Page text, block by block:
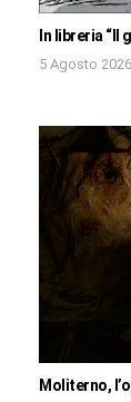
In libreria “Il
5 Agosto 2026
Moliterno,